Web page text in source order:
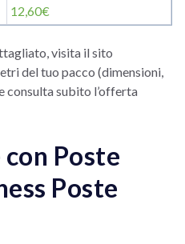
12,60€
visita il sito
del tuo pacco (dimensioni,
consulta subito l’offerta
Poste
Poste